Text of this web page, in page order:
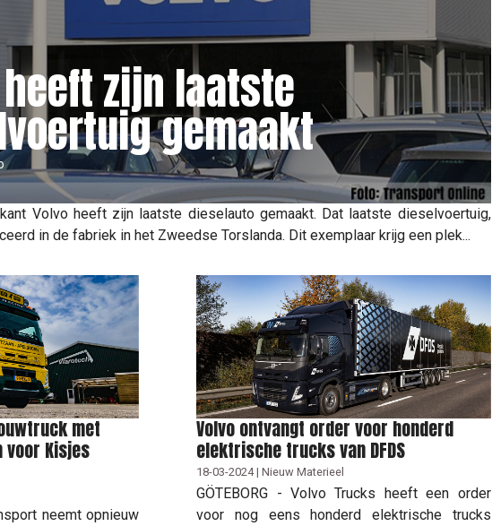
zijn laatste
gemaakt
Volvo heeft zijn laatste dieselauto gemaakt. Dat laatste dieselvoertuig,
in de fabriek in het Zweedse Torslanda. Dit exemplaar krijg een plek...
met
voor Kisjes
neemt opnieuw
Volvo ontvangt order voor honderd
elektrische trucks van DFDS
18-03-2024 | Nieuw Materieel
GÖTEBORG - Volvo Trucks heeft een order
voor nog eens honderd elektrische trucks